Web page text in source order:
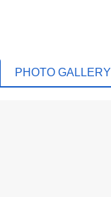
PHOTO GALLERY